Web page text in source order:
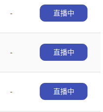
-
直播中
-
直播中
-
直播中